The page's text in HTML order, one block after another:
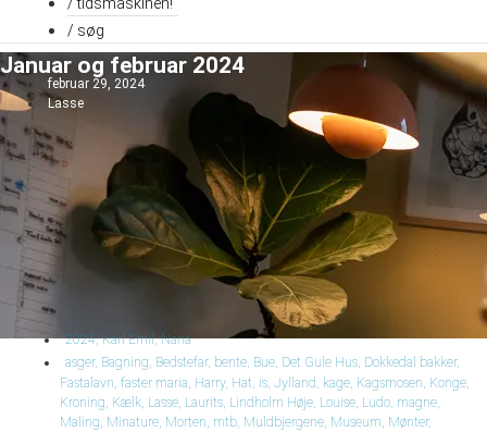
/ søg
Januar og februar 2024
februar 29, 2024
Lasse
2024,Karl Emil,Nana
asger, Bagning, Bedstefar, bente, Bue, Det Gule Hus, Dokkedal bakker,
Fastalavn, faster maria, Harry, Hat, is, Jylland, kage, Kagsmosen, Konge,
Kroning, Kælk, Lasse, Laurits, Lindholm Høje, Louise, Ludo, magne,
Maling, Minature, Morten, mtb, Muldbjergene, Museum, Mønter,